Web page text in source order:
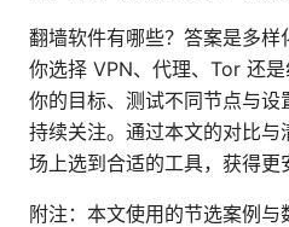
翻墙软件有哪些？答案是多
你选择 VPN、代理、Tor 还
你的目标、测试不同节点与
持续关注。通过本文的对比
场上选到合适的工具，获得更
附注：本文使用的节选案例